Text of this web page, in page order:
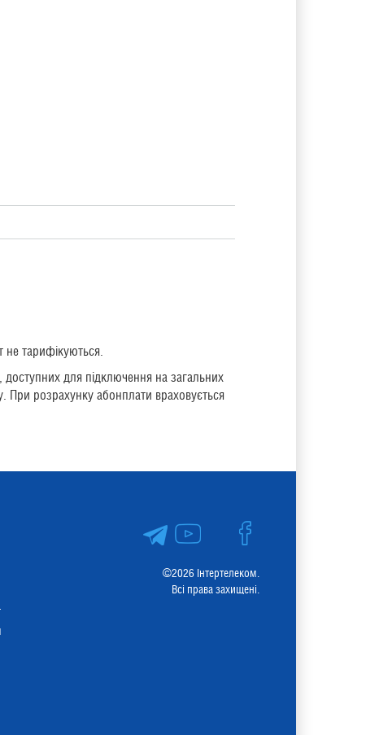
не тарифікуються.
для підключення на загальних
розрахунку абонплати враховується
©2026 Інтертелеком.
Всі права захищені.